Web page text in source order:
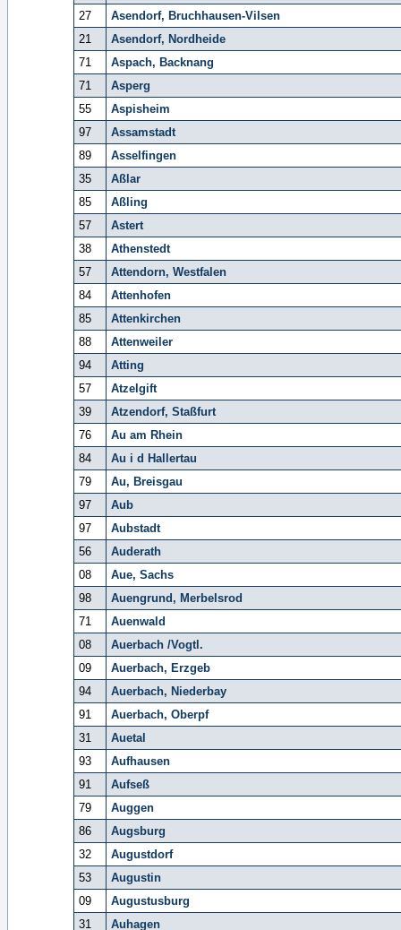
27
Asendorf, Bruchhausen-Vilsen
21
Asendorf, Nordheide
71
Aspach, Backnang
71
Asperg
55
Aspisheim
97
Assamstadt
89
Asselfingen
35
Aßlar
85
Aßling
57
Astert
38
Athenstedt
57
Attendorn, Westfalen
84
Attenhofen
85
Attenkirchen
88
Attenweiler
94
Atting
57
Atzelgift
39
Atzendorf, Staßfurt
76
Au am Rhein
84
Au i d Hallertau
79
Au, Breisgau
97
Aub
97
Aubstadt
56
Auderath
08
Aue, Sachs
98
Auengrund, Merbelsrod
71
Auenwald
08
Auerbach /Vogtl.
09
Auerbach, Erzgeb
94
Auerbach, Niederbay
91
Auerbach, Oberpf
31
Auetal
93
Aufhausen
91
Aufseß
79
Auggen
86
Augsburg
32
Augustdorf
53
Augustin
09
Augustusburg
31
Auhagen